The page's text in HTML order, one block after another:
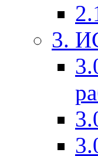
3.